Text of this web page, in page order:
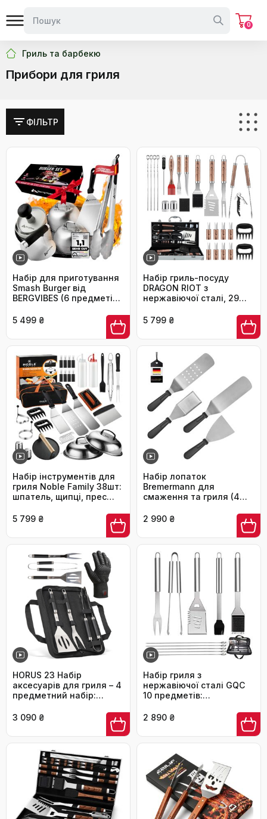
0
Гриль та барбекю
Прибори для гриля
ФІЛЬТР
Набір для приготування
Smash Burger від
BERGVIBES (6 предметів)
прес, ложки, прес для
планки, лопатка, щипці,
спресер
5 499 ₴
Набір гриль-посуду
DRAGON RIOT з
нержавіючої сталі, 29
набір аксесуарів для
алюмінієвому кейсі.
Ідеальний подарунок
для чоловіків, для BBQ
та приготування їжі на
відкритому повітрі.
5 799 ₴
Набір інструментів для
гриля Noble Family 38шт:
шпатель, щипці, прес
нержавіючої сталі.
Прекрасний подарунок
для чоловіків.
5 799 ₴
Набір лопаток
Bremermann для
смаження та гриля (4
2 990 ₴
HORUS 23 Набір
аксесуарів для гриля – 4
предметний набір:
та термостійкий
3 090 ₴
Набір гриля з
нержавіючої сталі GQC
10 предметів:
інструментів для гриля з
чоловіків та жінок,
кемпінг, сад
2 890 ₴